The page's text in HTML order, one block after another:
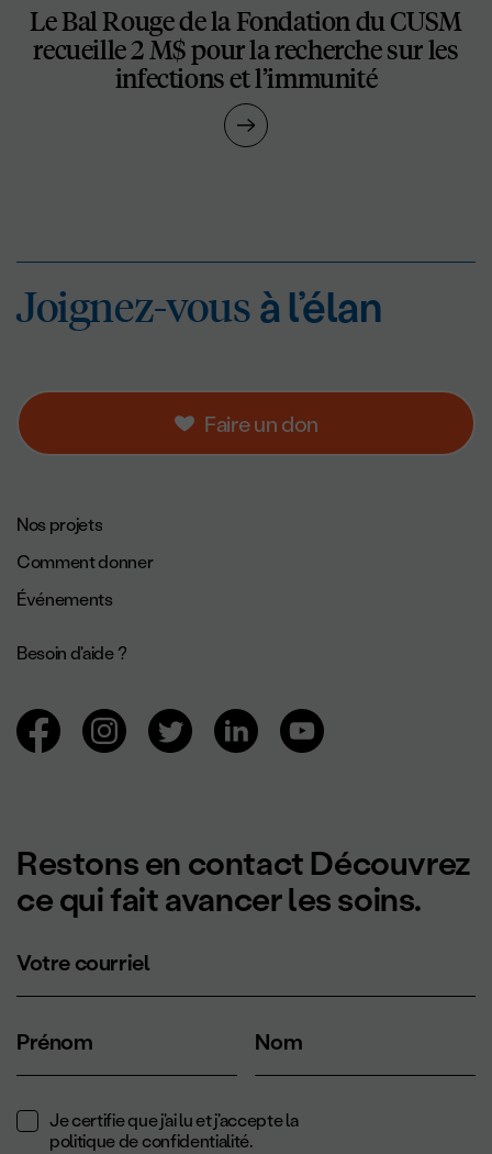
Le Bal Rouge de la Fondation du CUSM
recueille 2 M$ pour la recherche sur les
infections et l’immunité
Faire un don
Joignez-vousà
Joignez-vousà l’élan
Navigation de pied de page.
Nos projets
Comment donner
Événements
Besoin d'aide ?
Navigation des réseaux sociaux.
Restons en contact Découvrez
ce qui fait avancer les soins.
Votre courriel
Prénom Nom
Je certifie que j'ai lu et j'accepte la
politique de confidentialité.